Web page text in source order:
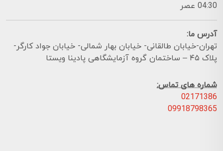
04:30 عصر
آدرس ما:
تهران-خیابان طالقانی- خیابان بهار شمالی- خیابان جواد کارگر-
پلاک ۴۵ – ساختمان گروه آزمایشگاهی پادینا ویستا
شماره های تماس:
02171386
09918798365